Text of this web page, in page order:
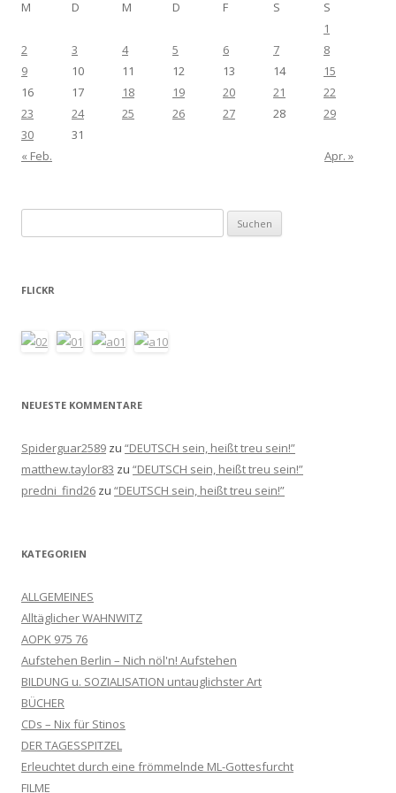
M D M D F S
S
1
2
3 4 5 6 7
8
9
10 11 12 13 14
15
16
17 18 19 20 21
22
23
24 25 26 27 28
29
30
31
« Feb.
Apr. »
nach:
FLICKR
NEUESTE KOMMENTARE
Spiderguar2589 zu “DEUTSCH sein, heißt treu sein!”
matthew.taylor83 zu “DEUTSCH sein, heißt treu sein!”
predni_find26 zu “DEUTSCH sein, heißt treu sein!”
KATEGORIEN
ALLGEMEINES
Alltäglicher WAHNWITZ
AOPK 975 76
Aufstehen Berlin – Nich nöl'n! Aufstehen
BILDUNG u. SOZIALISATION untauglichster Art
BÜCHER
CDs – Nix für Stinos
DER TAGESSPITZEL
Erleuchtet durch eine frömmelnde ML-Gottesfurcht
FILME